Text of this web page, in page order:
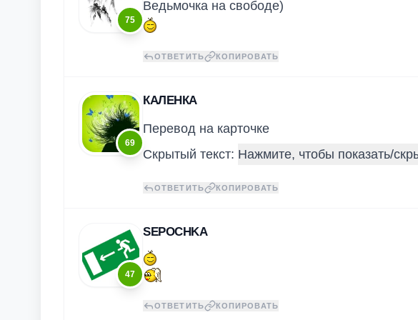
75
Ведьмочка на свободе)
ОТВЕТИТЬ КОПИРОВАТЬ
69
КАЛЕНКА
Перевод на карточке
Скрытый текст:
ОТВЕТИТЬ КОПИРОВАТЬ
47
SEPOCHKA
ОТВЕТИТЬ КОПИРОВАТЬ